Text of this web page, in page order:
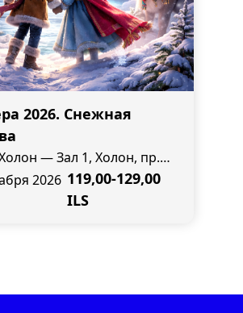
2026. Снежная
— Зал 1, Холон, пр.
11 2026 119,00-129,00
ILS